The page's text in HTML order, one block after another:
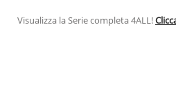
Visualizza la Serie completa 4ALL!